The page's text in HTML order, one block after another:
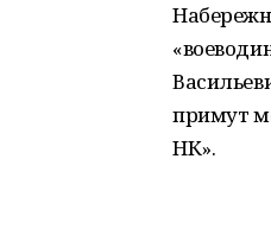
примут
НК».